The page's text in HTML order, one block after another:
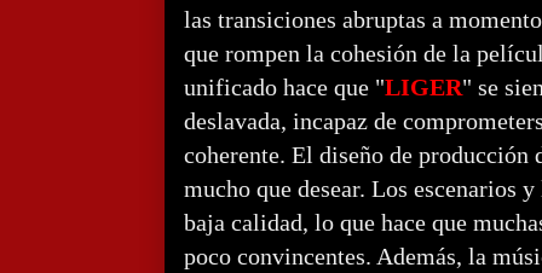
las transiciones abruptas a
que rompen la cohesión de la
unificado hace que "LIGER" se
deslavada, incapaz de
coherente. El diseño de
mucho que desear. Los escenarios
baja calidad, lo que hace que
poco convincentes. Además, la